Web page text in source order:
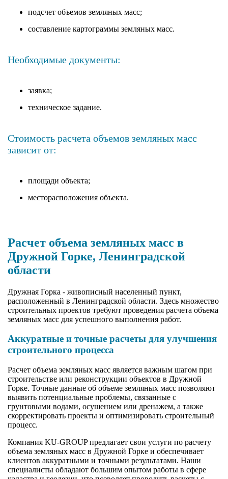
подсчет объемов земляных масс;
составление картограммы земляных масс.
Необходимые документы:
заявка;
техническое задание.
Стоимость расчета объемов земляных масс
зависит от:
площади объекта;
месторасположения объекта.
Расчет объема земляных масс в
Дружной Горке, Ленинградской
области
Дружная Горка - живописный населенный пункт,
расположенный в Ленинградской области. Здесь множество
строительных проектов требуют проведения расчета объема
земляных масс для успешного выполнения работ.
Аккуратные и точные расчеты для улучшения
строительного процесса
Расчет объема земляных масс является важным шагом при
строительстве или реконструкции объектов в Дружной
Горке. Точные данные об объеме земляных масс позволяют
выявить потенциальные проблемы, связанные с
грунтовыми водами, осушением или дренажем, а также
скорректировать проекты и оптимизировать строительный
процесс.
Компания KU-GROUP предлагает свои услуги по расчету
объема земляных масс в Дружной Горке и обеспечивает
клиентов аккуратными и точными результатами. Наши
специалисты обладают большим опытом работы в сфере